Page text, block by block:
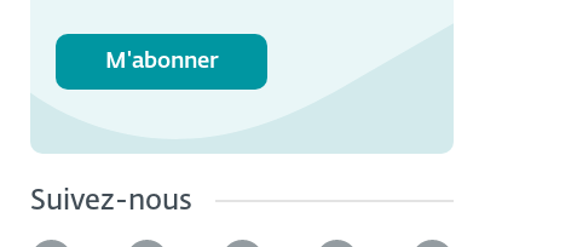
M'abonner
Suivez-nous